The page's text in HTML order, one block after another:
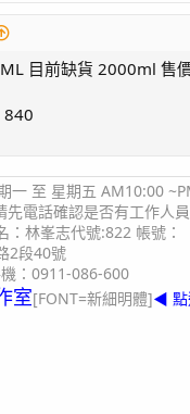
目前缺貨 2000ml 售
840
一 至 星期五 AM10:00
電話確認是否有工作人
：林峯志代號:822 帳號：
2段40號
：0911-086-600
室[FONT=新細明體]◀ 點